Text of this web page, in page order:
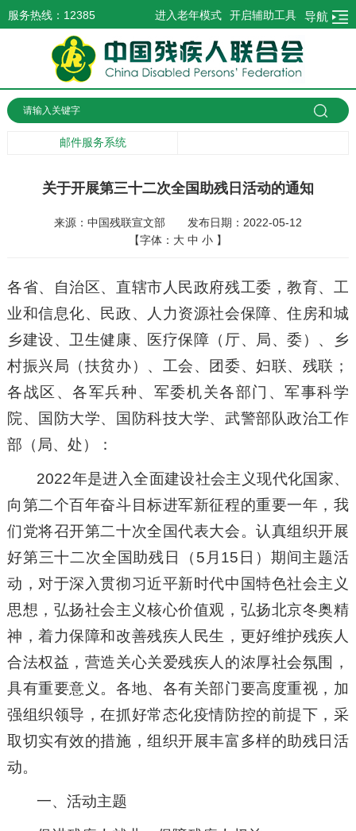
服务热线：12385 导航
开启辅助工具
进入老年模式
邮件服务系统
关于开展第三十二次全国助残日活动的通知
来源：中国残联宣文部
发布日期：2022-05-12
【字体： 大 中 小 】
各省、自治区、直辖市人民政府残工委，教育、工
业和信息化、民政、人力资源社会保障、住房和城
乡建设、卫生健康、医疗保障（厅、局、委）、乡
村振兴局（扶贫办）、工会、团委、妇联、残联；
各战区、各军兵种、军委机关各部门、军事科学
院、国防大学、国防科技大学、武警部队政治工作
部（局、处）：
2022年是进入全面建设社会主义现代化国家、
向第二个百年奋斗目标进军新征程的重要一年，我
们党将召开第二十次全国代表大会。认真组织开展
好第三十二次全国助残日（5月15日）期间主题活
动，对于深入贯彻习近平新时代中国特色社会主义
思想，弘扬社会主义核心价值观，弘扬北京冬奥精
神，着力保障和改善残疾人民生，更好维护残疾人
合法权益，营造关心关爱残疾人的浓厚社会氛围，
具有重要意义。各地、各有关部门要高度重视，加
强组织领导，在抓好常态化疫情防控的前提下，采
取切实有效的措施，组织开展丰富多样的助残日活
动。
一、活动主题